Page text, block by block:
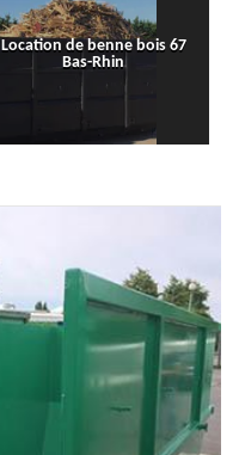
Location de benne bois 67
Bas-Rhin